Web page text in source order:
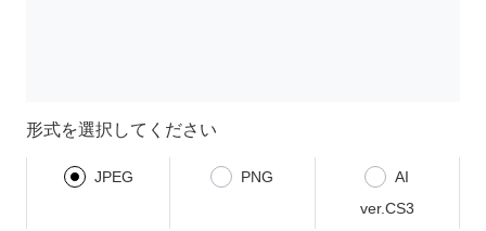
形式を選択してください
JPEG PNG
AI
ver.CS3